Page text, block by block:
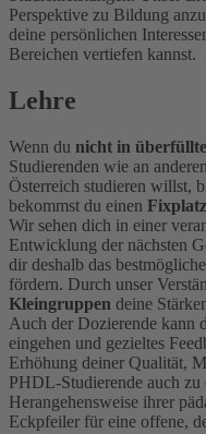
Perspektive zu Bildung
deine persönlichen
Bereichen vertiefen kannst.
Lehre
Wenn du nicht in
Studierenden wie an
Österreich studieren willst,
bekommst du einen Fixplatz
Wir sehen dich in einer
Entwicklung der nächsten
dir deshalb das
fördern. Durch unser
Kleingruppen deine
Auch der Dozierende kann
eingehen und gezieltes
Erhöhung deiner Qualität,
PHDL-Studierende auch
Herangehensweise ihrer
Eckpfeiler für eine offene,